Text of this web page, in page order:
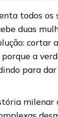
todos
duas
a
para